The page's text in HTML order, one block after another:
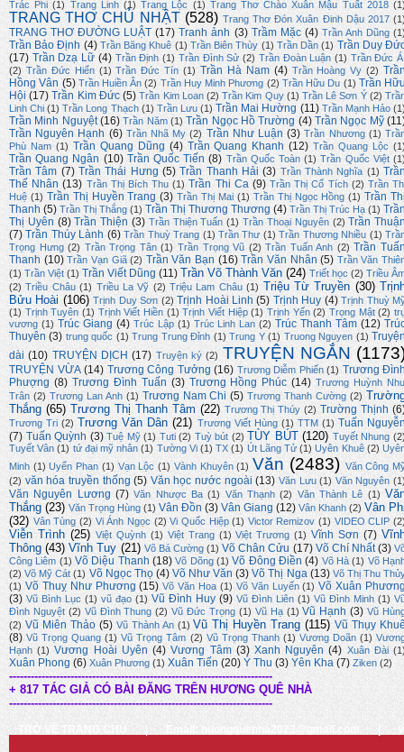
Trác Phi (1) Trang Linh (1) Trang Lộc (1) Trang Thơ Chào Xuân Mậu Tuất 2018
TRANG THƠ CHỦ NHẬT (528) Trang Thơ Đón Xuân Đinh Dậu 2017
TRANG THƠ ĐƯỜNG LUẬT (17) Tranh ảnh (3) Trầm Mặc (4) Trần Anh Dũng
Trần Bảo Định (4) Trần Băng Khuê (1) Trần Biên Thùy (1) Trần Dần (1) Trần Duy
(17) Trần Dzạ Lữ (4) Trần Định (1) Trần Đình Sử (2) Trần Đoàn Luận (1) Trần Đức
(2) Trần Đức Hiển (1) Trần Đức Tín (1) Trần Hà Nam (4) Trần Hoàng Vy (2)
Hồng Vân (5) Trần Huiền Ân (2) Trần Huy Minh Phương (2) Trần Hữu Du (1) Trần
Hội (17) Trần Kim Đức (5) Trần Kim Loan (2) Trần Kim Quy (1) Trần Lê Sơn Ý (2)
Linh Chi (1) Trần Long Thạch (1) Trần Lưu (1) Trần Mai Hường (11) Trần Mạnh Hảo
Trần Minh Nguyệt (16) Trần Năm (1) Trần Ngọc Hồ Trường (4) Trần Ngọc Mỹ
Trần Nguyên Hạnh (6) Trần Nhã My (2) Trần Như Luận (3) Trần Nhương (1)
Phù Nam (1) Trần Quang Dũng (4) Trần Quang Khanh (12) Trần Quang Lộc
Trần Quang Ngân (10) Trần Quốc Tiến (8) Trần Quốc Toàn (1) Trần Quốc Việt
Trần Tâm (7) Trần Thái Hưng (5) Trần Thanh Hải (3) Trần Thành Nghĩa (1)
Thế Nhân (13) Trần Thị Bích Thu (1) Trần Thi Ca (9) Trần Thị Cổ Tích (2) Trần
Huệ (1) Trần Thị Huyền Trang (3) Trần Thị Mai (1) Trần Thị Ngọc Hồng (1) Trần
Thanh (5) Trần Thị Thắng (1) Trần Thị Thương Thương (4) Trần Thị Trúc Hạ (1)
Thị Uyên (8) Trần Thiện (3) Trần Thiện Tuấn (1) Trần Thoại Nguyên (2) Trần
(7) Trần Thúy Lành (6) Trần Thuỳ Trang (1) Trần Thư (1) Trần Thương Nhiều (1)
Trọng Hưng (2) Trần Trọng Tân (1) Trần Trọng Vũ (2) Trần Tuấn Anh (2) Trần
Thanh (10) Trần Vạn Giã (2) Trần Văn Bạn (16) Trần Văn Nhân (5) Trần Văn
(1) Trần Việt (1) Trần Viết Dũng (11) Trần Võ Thành Văn (24) Triết học (2) Triều
(2) Triều Châu (1) Triều La Vỹ (2) Triệu Lam Châu (1) Triệu Từ Truyền (30)
Bửu Hoài (106) Trịnh Duy Sơn (2) Trịnh Hoài Linh (5) Trịnh Huy (4) Trịnh Thuỳ
(1) Trịnh Tuyên (1) Trịnh Viết Hiền (1) Trịnh Viết Hiệp (1) Trịnh Yến (2) Trọng Mật (2)
vương (1) Trúc Giang (4) Trúc Lập (1) Trúc Linh Lan (2) Trúc Thanh Tâm (12)
Thuyên (3) trung quốc (1) Trung Trung Đỉnh (1) Trung Y (1) Truong Nguyen (1)
dài (10) TRUYỆN DỊCH (17) Truyện ký (2) TRUYỆN NGẮN
TRUYỆN VỪA (14) Trương Công Tưởng (16) Trương Diễm Phiến (1) Trương
Phượng (8) Trương Đình Tuấn (3) Trương Hồng Phúc (14) Trương Huỳnh
Trân (2) Trương Lan Anh (1) Trương Nam Chi (5) Trương Thanh Cường (2)
Thắng (65) Trương Thị Thanh Tâm (22) Trương Thị Thúy (2) Trường Thịnh
Trương Tri (2) Trương Văn Dân (21) Trương Viết Hùng (1) TTM (1) Tuấn
(7) Tuấn Quỳnh (3) Tuệ Mỹ (1) Tuti (2) Tuỳ bút (2) TÙY BÚT (120) Tuyết Nhung
Tuyết Vân (1) tứ đại mỹ nhân (1) Tường Vi (1) TX (1) Út Lãng Tử (1) Uyên Khuê (2)
Minh (1) Uyển Phan (1) Vạn Lộc (1) Vành Khuyên (1) Văn (2483) Văn Công
(2) văn hóa truyền thống (5) Văn học nước ngoài (13) Văn Lưu (1) Văn Nguyên
Văn Nguyên Lương (7) Văn Nhược Ba (1) Văn Thạnh (2) Văn Thành Lê (1)
Thắng (23) Văn Trọng Hùng (1) Vân Đồn (3) Vân Giang (12) Vân Khanh (2) Vân
(32) Vân Tùng (2) Vi Ánh Ngọc (2) Vi Quốc Hiệp (1) Victor Remizov (1) VIDEO CLIP
Viễn Trình (25) Việt Quỳnh (1) Việt Trang (1) Việt Trương (1) Vĩnh Sơn (7)
Thông (43) Vĩnh Tuy (21) Võ Bá Cường (1) Võ Chân Cửu (17) Võ Chí Nhất (3)
Công Liêm (1) Võ Diệu Thanh (18) Võ Dõng (1) Võ Đông Điền (4) Võ Hà (1) Võ
(2) Võ Mỹ Cát (1) Võ Ngọc Thọ (4) Võ Như Văn (3) Võ Thị Nga (13) Võ Thị Thu
(1) Võ Thuỵ Như Phương (15) Võ Văn Hoa (1) Võ Văn Luyến (1) Võ Xuân
(3) Vũ Bình Lục (1) vũ đạo (1) Vũ Đình Huy (9) Vũ Đình Liên (1) Vũ Đình Minh (1)
Đình Nguyệt (2) Vũ Đình Thung (2) Vũ Đức Trọng (1) Vũ Hạ (1) Vũ Hạnh (3) Vũ
(2) Vũ Miên Thảo (5) Vũ Thành An (1) Vũ Thị Huyền Trang (115) Vũ Thụy
(8) Vũ Trọng Quang (1) Vũ Trọng Tâm (2) Vũ Trọng Thanh (1) Vương Doãn (1)
Hạnh (1) Vương Hoài Uyên (4) Vương Tâm (3) Xanh Nguyên (4) Xuân Đài
Xuân Phong (6) Xuân Phương (1) Xuân Tiến (20) Ý Thu (3) Yên Kha (7) Ziken (2)
-------------------------------------------------------------------------
+ 817 TÁC GIẢ CÓ BÀI ĐĂNG TRÊN HƯƠNG QUÊ NHÀ
-------------------------------------------------------------------------
TRỞ VỀ TRANG CHỦ Email: huongquenha2023@gmail.com